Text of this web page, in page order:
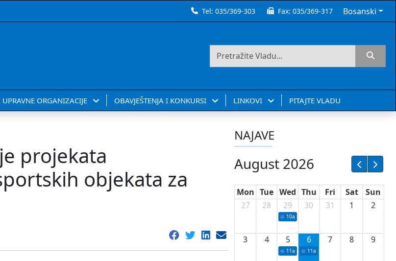
Tel:035/369-303 Fax:035/369-317 Bosanski
UPRAVNE ORGANIZACIJE OBAVJEŠTENJA I KONKURSI LINKOVI PITAJTE VLADU
projekata
objekata za
NAJAVE
August 2026
Mon Tue Wed Thu Fri Sat
Sun
27
28 29
10a Potpisivanje ugovora sa neprofitnim
30 31 1 2
3 4 5
11a Potpisivanje ugovora o stipendijama
6
11a Podrška razvoju vodne
7 8 9